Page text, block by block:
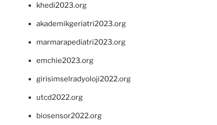
khedi2023.org
akademikgeriatri2023.org
marmarapediatri2023.org
emchie2023.org
girisimselradyoloji2022.org
utcd2022.org
biosensor2022.org